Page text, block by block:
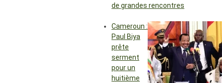
de grandes rencontres
Cameroun :
Paul Biya
prête
serment
pour un
huitième